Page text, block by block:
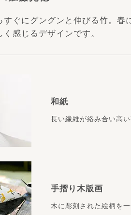
手摺り木版画
木に彫刻された絵柄を
和紙
長い繊維が絡み合い高
すぐにグングンと伸びる竹。
感じるデザインです。